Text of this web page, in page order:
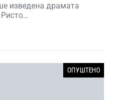
изведена драмата
Ристо…
ОПУШТЕНО